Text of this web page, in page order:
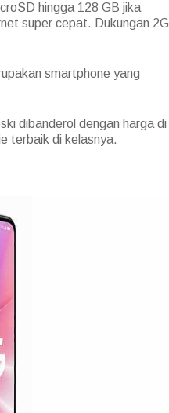
hingga 128 GB jika
super cepat. Dukungan 2G
smartphone yang
dibanderol dengan harga di
terbaik di kelasnya.